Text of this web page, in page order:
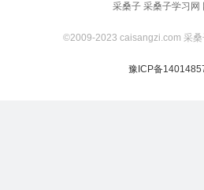
采桑子 采桑子学习网
©2009-2023 caisangzi.com 采桑
豫ICP备